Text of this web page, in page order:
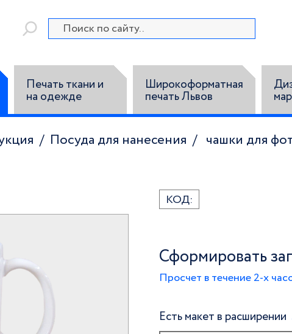
Печать ткани и
на одежде
Широкоформатная
печать Львов
Посуда для нанесения чашки для
КОД:
Сформировать
Просчет в течение 2-х
Есть макет в расширении